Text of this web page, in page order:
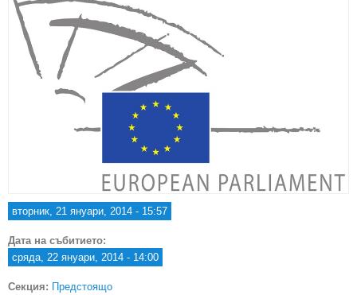
вторник, 21 януари, 2014 - 15:57
Дата на събитието:
сряда, 22 януари, 2014 - 14:00
Секция: Предстоящо